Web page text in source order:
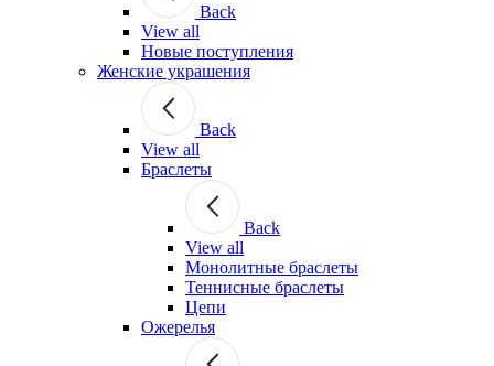
Back
View all
Новые поступления
Женские украшения
Back
View all
Браслеты
Back
View all
Монолитные браслеты
Теннисные браслеты
Цепи
Ожерелья